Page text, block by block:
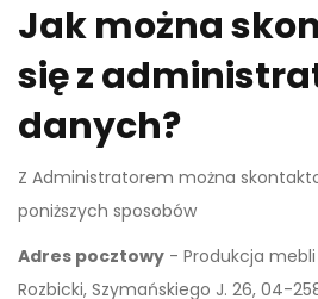
Jak można
się z
danych?
Z Administratorem można
poniższych sposobów
Adres pocztowy - Produkcja
Rozbicki, Szymańskiego J. 26, 04-